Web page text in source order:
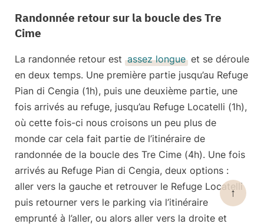
Randonnée retour sur la boucle des Tre
Cime
La randonnée retour est assez longue et se déroule
en deux temps. Une première partie jusqu’au Refuge
Pian di Cengia (1h), puis une deuxième partie, une
fois arrivés au refuge, jusqu’au Refuge Locatelli (1h),
où cette fois-ci nous croisons un peu plus de
monde car cela fait partie de l’itinéraire de
randonnée de la boucle des Tre Cime (4h). Une fois
arrivés au Refuge Pian di Cengia, deux options :
aller vers la gauche et retrouver le Refuge Locatelli
puis retourner vers le parking via l’itinéraire
emprunté à l’aller, ou alors aller vers la droite et
↑